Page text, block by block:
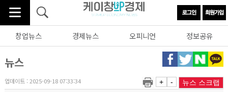
창업뉴스 경제뉴스 오피니언 정보공유
뉴스
업데이트 : 2025-09-18 07:33:34 + - 뉴스 스크랩